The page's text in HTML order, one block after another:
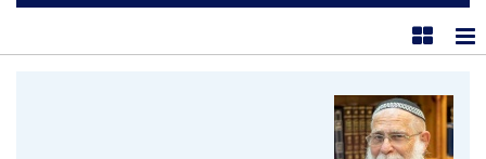
תצוגת רשימה
תצוגת קוביות